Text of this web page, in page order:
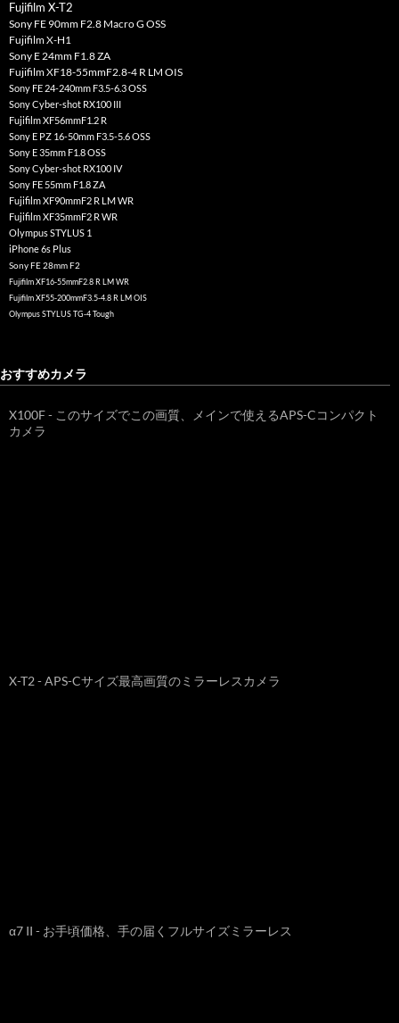
Fujifilm X-T2
Sony FE 90mm F2.8 Macro G OSS
Fujifilm X-H1
Sony E 24mm F1.8 ZA
Fujifilm XF18-55mmF2.8-4 R LM OIS
Sony FE 24-240mm F3.5-6.3 OSS
Sony Cyber-shot RX100 III
Fujifilm XF56mmF1.2 R
Sony E PZ 16-50mm F3.5-5.6 OSS
Sony E 35mm F1.8 OSS
Sony Cyber-shot RX100 IV
Sony FE 55mm F1.8 ZA
Fujifilm XF90mmF2 R LM WR
Fujifilm XF35mmF2 R WR
Olympus STYLUS 1
iPhone 6s Plus
Sony FE 28mm F2
Fujifilm XF16-55mmF2.8 R LM WR
Fujifilm XF55-200mmF3.5-4.8 R LM OIS
Olympus STYLUS TG-4 Tough
おすすめカメラ
X100F - このサイズでこの画質、メインで使えるAPS-Cコンパクト
カメラ
X-T2 - APS-Cサイズ最高画質のミラーレスカメラ
α7 II - お手頃価格、手の届くフルサイズミラーレス